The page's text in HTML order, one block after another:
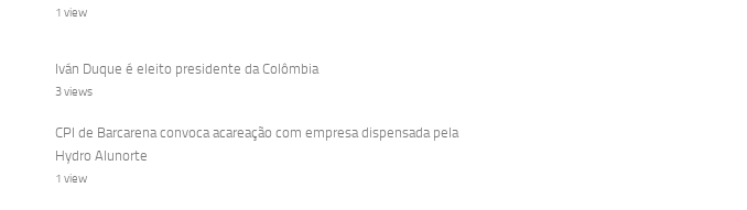
1 view
Iván Duque é eleito presidente da Colômbia
3 views
CPI de Barcarena convoca acareação com empresa dispensada pela
Hydro Alunorte
1 view